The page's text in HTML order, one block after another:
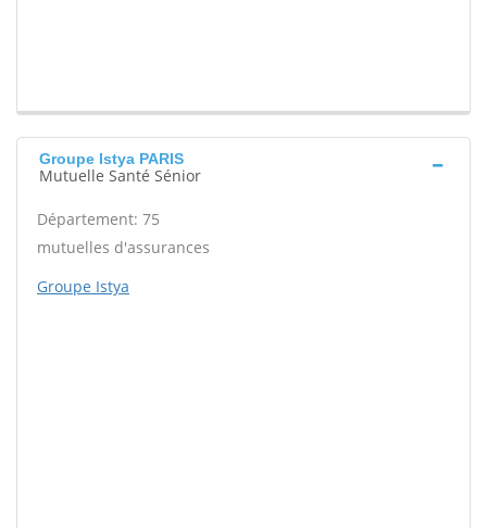
Groupe Istya PARIS
Mutuelle Santé Sénior
Département: 75
mutuelles d'assurances
Groupe Istya